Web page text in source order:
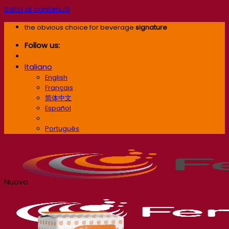
Salta ai contenuti
the obvious choice for beverage signature
Follow us:
Italiano
English
Français
简体中文
Español
Português
Nuovo